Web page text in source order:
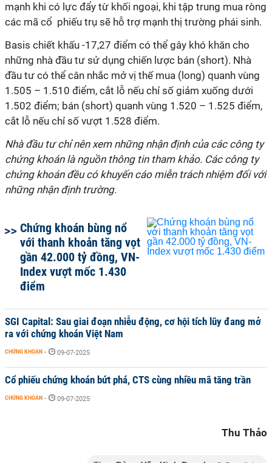
mạnh khi có lực đẩy từ khối ngoại, khi tập trung mua ròng
các mã cổ phiếu trụ sẽ hỗ trợ mạnh thị trường phái sinh.
Basis chiết khấu -17,27 điểm có thể gây khó khăn cho
những nhà đầu tư sử dụng chiến lược bán (short). Nhà
đầu tư có thể cân nhắc mở vị thế mua (long) quanh vùng
1.505 – 1.510 điểm, cắt lỗ nếu chỉ số giảm xuống dưới
1.502 điểm; bán (short) quanh vùng 1.520 – 1.525 điểm,
cắt lỗ nếu chỉ số vượt 1.528 điểm.
Nhà đầu tư chỉ nên xem những nhận định của các công ty
chứng khoán là nguồn thông tin tham khảo. Các công ty
chứng khoán đều có khuyến cáo miễn trách nhiệm đối với
những nhận định trường.
Chứng khoán bùng nổ
với thanh khoản tăng vọt
gần 42.000 tỷ đồng, VN-
Index vượt mốc 1.430
điểm
SGI Capital: Sau giai đoạn nhiễu động, cơ hội tích lũy đang mở
ra với chứng khoán Việt Nam
CHỨNG KHOÁN - 09-07-2025
Cổ phiếu chứng khoán bứt phá, CTS cùng nhiều mã tăng trần
CHỨNG KHOÁN - 09-07-2025
Thu Thảo